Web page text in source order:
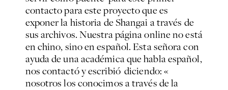
contacto para este proyecto que es
exponer la historia de Shangai a través de
sus archivos. Nuestra página online no está
en chino, sino en español. Esta señora con
ayuda de una académica que habla español,
nos contactó y escribió diciendo: «
nosotros los conocimos a través de la